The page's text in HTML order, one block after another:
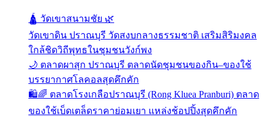
🛕 วัดเขาสนามชัย 🌿
วัดเขาดิน ปราณบุรี วัดสงบกลางธรรมชาติ เสริมสิริมงคล
ใกล้ชิดวิถีพุทธในชุมชนวังก์พง
🌙 ตลาดผาสุก ปราณบุรี ตลาดนัดชุมชนของกิน–ของใช้
บรรยากาศโลคอลสุดคึกคัก
🛍️🌈 ตลาดโรงเกลือปราณบุรี (Rong Kluea Pranburi) ตลาด
ของใช้เบ็ดเตล็ดราคาย่อมเยา แหล่งช้อปปิ้งสุดคึกคัก